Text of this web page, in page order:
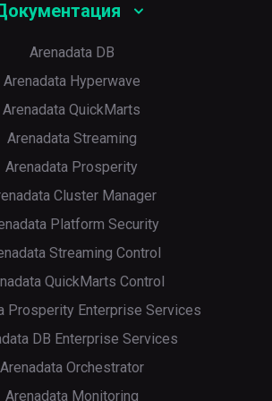
Arenadata DB
Arenadata Hyperwave
Arenadata QuickMarts
Arenadata Streaming
Arenadata Prosperity
Cluster Manager
Platform Security
Streaming Control
QuickMarts Control
Prosperity Enterprise Services
DB Enterprise Services
Arenadata Orchestrator
Arenadata Monitoring